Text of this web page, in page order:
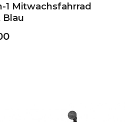
1 Mitwachsfahrrad
Blau